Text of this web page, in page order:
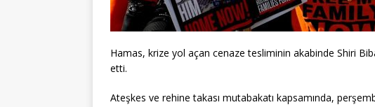
Hamas, krize yol açan cenaze tesliminin akabinde Shiri
etti.
Ateşkes ve rehine takası mutabakatı kapsamında,